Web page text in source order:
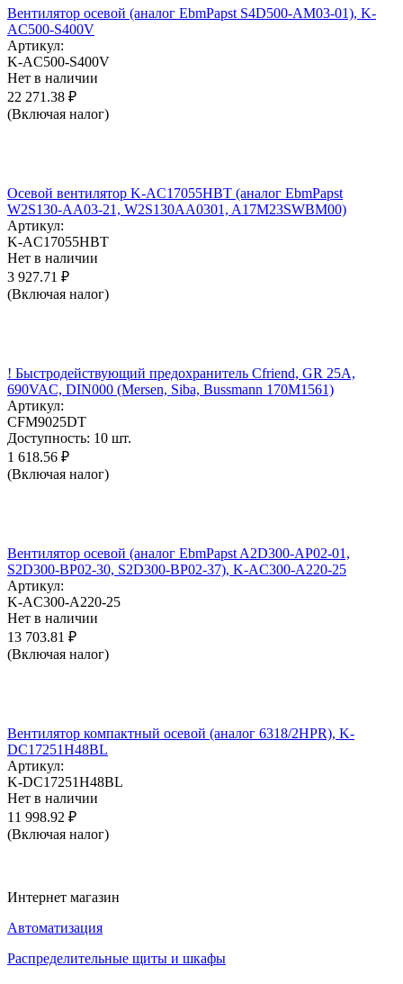
Вентилятор осевой (аналог EbmPapst S4D500-AM03-01), K-
AC500-S400V
Артикул:
K-AC500-S400V
Нет в наличии
22 271.38 ₽
(Включая налог)
Осевой вентилятор K-AC17055HBT (аналог EbmPapst
W2S130-AA03-21, W2S130AA0301, A17M23SWBM00)
Артикул:
K-AC17055HBT
Нет в наличии
3 927.71 ₽
(Включая налог)
! Быстродействующий предохранитель Cfriend, GR 25А,
690VAC, DIN000 (Mersen, Siba, Bussmann 170M1561)
Артикул:
CFM9025DT
Доступность: 10 шт.
1 618.56 ₽
(Включая налог)
Вентилятор осевой (аналог EbmPapst A2D300-AP02-01,
S2D300-BP02-30, S2D300-BP02-37), K-AC300-A220-25
Артикул:
K-AC300-A220-25
Нет в наличии
13 703.81 ₽
(Включая налог)
Вентилятор компактный осевой (аналог 6318/2HPR), K-
DC17251H48BL
Артикул:
K-DC17251H48BL
Нет в наличии
11 998.92 ₽
(Включая налог)
Интернет магазин
Автоматизация
Распределительные щиты и шкафы